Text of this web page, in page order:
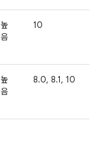
높
음
10
높
음
8.0, 8.1, 10